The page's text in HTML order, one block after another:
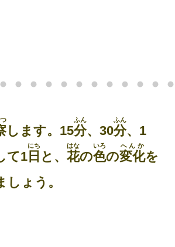
します。15分
ふん
、30分
ふん
、1
て1 日
にち
と、 花
はな
の色
いろ
の変化
へんか
を
しょう。